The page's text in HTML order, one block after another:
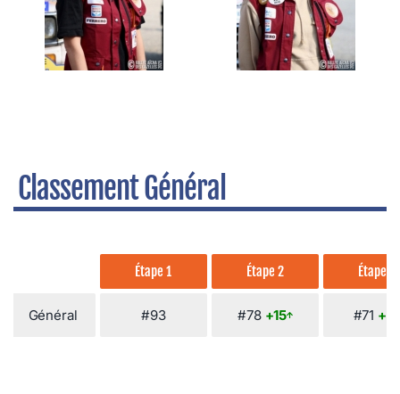
Classement Général
Étape 1 Étape 2 Étape 3
Général #93 #78 +15 #71 +7